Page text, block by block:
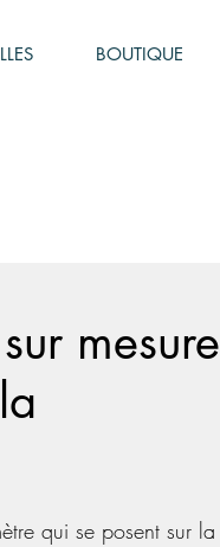
BOUTIQUE
mesure
qui se posent sur la